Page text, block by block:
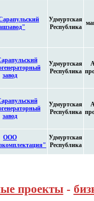
Удмуртская
Республика
завод
Удмуртская
Республика
завод
Удмуртская
Республика
ООО
Удмуртская
Республика
проекты-